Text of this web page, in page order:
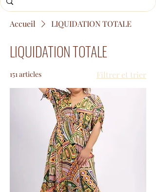
Accueil LIQUIDATION TOTALE
LIQUIDATION TOTALE
151 articles Filtrer et trier